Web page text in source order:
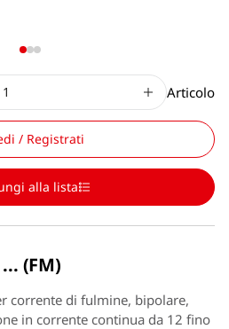
Articolo
/ Registrati
alla lista
(FM)
corrente di fulmine, bipolare,
in corrente continua da 12 fino